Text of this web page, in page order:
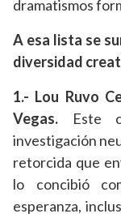
dramatismos
A esa lista se
diversidad
1.- Lou Ruvo
Vegas.
Este
investigación
retorcida que
lo concibió
esperanza,